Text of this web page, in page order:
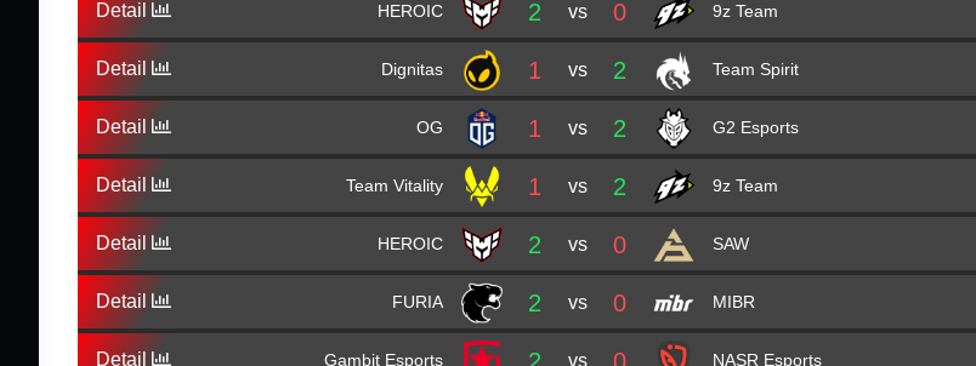
Detail HEROIC 2 vs 0 9z Team
Detail Dignitas 1 vs 2 Team Spirit
Detail OG 1 vs 2 G2 Esports
Detail Team Vitality 1 vs 2 9z Team
Detail HEROIC 2 vs 0 SAW
Detail FURIA 2 vs 0 MIBR
Detail Gambit Esports vs NASR Esports